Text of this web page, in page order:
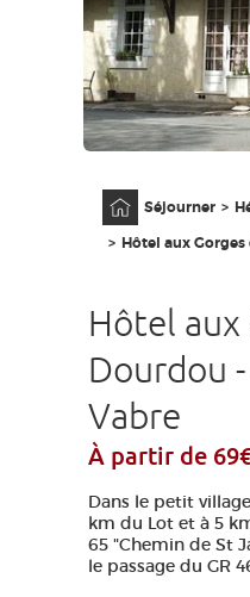
MA SÉLECTION
FR
Séjourner
Hôtel aux
Hôtel aux
Dourdou
Vabre
À partir de
Dans le petit
km du Lot et à 5
65 "Chemin de St
le passage du GR